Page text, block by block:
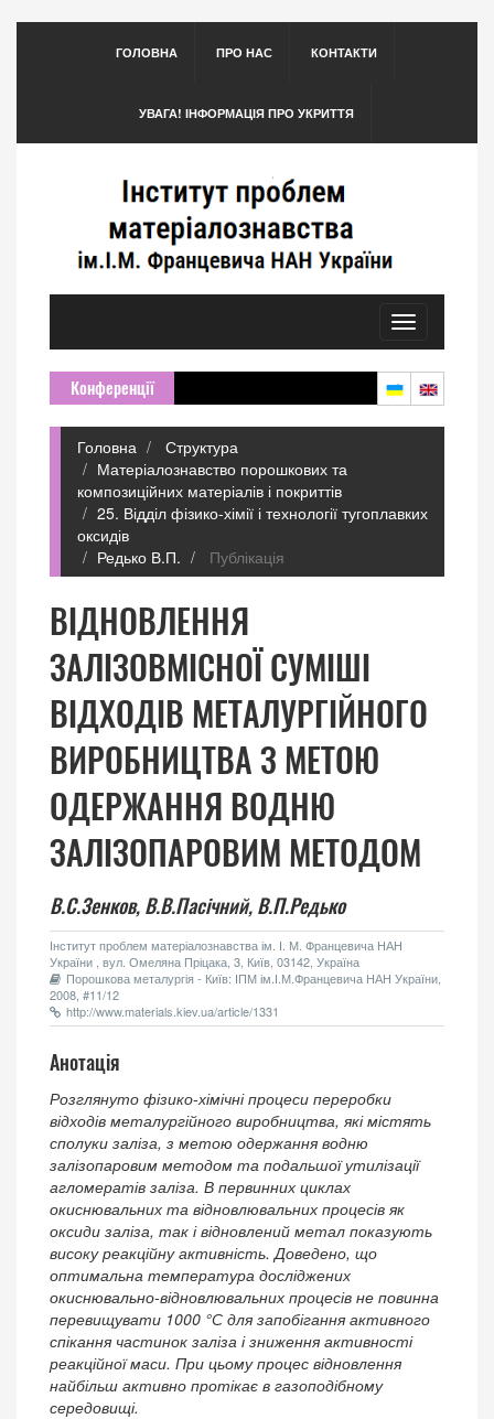
ГОЛОВНА ПРО НАС КОНТАКТИ
УВАГА! ІНФОРМАЦІЯ ПРО УКРИТТЯ
Toggle
navigation
Конференції
Головна
Структура
Матеріалознавство порошкових та
композиційних матеріалів і покриттів
25. Відділ фізико-хімії і технології тугоплавких
оксидів
Редько В.П.
Публікація
ВІДНОВЛЕННЯ
ЗАЛІЗОВМІСНОЇ СУМІШІ
ВІДХОДІВ МЕТАЛУРГІЙНОГО
ВИРОБНИЦТВА З МЕТОЮ
ОДЕРЖАННЯ ВОДНЮ
ЗАЛІЗОПАРОВИМ МЕТОДОМ
В.С.Зенков, В.В.Пасічний, В.П.Редько
Інститут проблем матеріалознавства ім. І. М. Францевича НАН
України , вул. Омеляна Пріцака, 3, Київ, 03142, Україна
Порошкова металургія - Київ: ІПМ ім.І.М.Францевича НАН України,
2008, #11/12
http://www.materials.kiev.ua/article/1331
Анотація
Розглянуто фізико-хімічні процеси переробки
відходів металургійного виробництва, які містять
сполуки заліза, з метою одержання водню
залізопаровим методом та подальшої утилізації
агломератів заліза. В первинних циклах
окиснювальних та відновлювальних процесів як
оксиди заліза, так і відновлений метал показують
високу реакційну активність. Доведено, що
оптимальна температура досліджених
окиснювально-відновлювальних процесів не повинна
перевищувати 1000 °С для запобігання активного
спікання частинок заліза і зниження активності
реакційної маси. При цьому процес відновлення
найбільш активно протікає в газоподібному
середовищі.